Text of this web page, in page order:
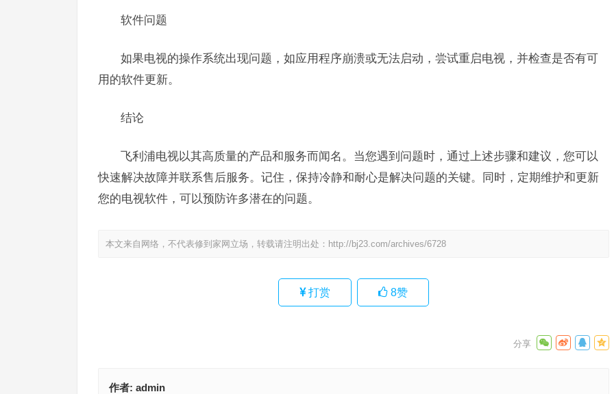
软件问题
如果电视的操作系统出现问题，如应用程序崩溃或无法启动，尝试重启电视，并检查是否有可
用的软件更新。
结论
飞利浦电视以其高质量的产品和服务而闻名。当您遇到问题时，通过上述步骤和建议，您可以
快速解决故障并联系售后服务。记住，保持冷静和耐心是解决问题的关键。同时，定期维护和更新
您的电视软件，可以预防许多潜在的问题。
本文来自网络，不代表修到家网立场，转载请注明出处： http://bj23.com/archives/6728
打赏 8赞
作者: admin